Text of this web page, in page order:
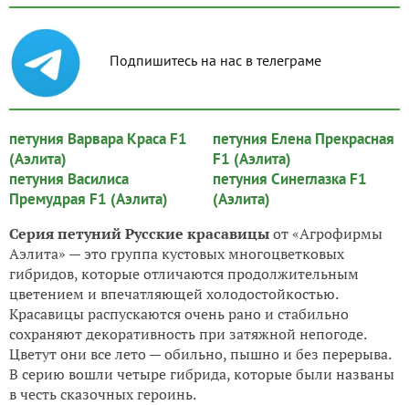
Подпишитесь на нас в телеграме
петуния Варвара Краса F1
(Аэлита)
петуния Василиса
Премудрая F1 (Аэлита)
петуния Елена Прекрасная
F1 (Аэлита)
петуния Синеглазка F1
(Аэлита)
Серия петуний Русские красавицыот «Агрофирмы
Аэлита» — это группа кустовых многоцветковых
гибридов, которые отличаются продолжительным
цветением и впечатляющей холодостойкостью.
Красавицы распускаются очень рано и стабильно
сохраняют декоративность при затяжной непогоде.
Цветут они все лето — обильно, пышно и без перерыва.
В серию вошли четыре гибрида, которые были названы
в честь сказочных героинь.